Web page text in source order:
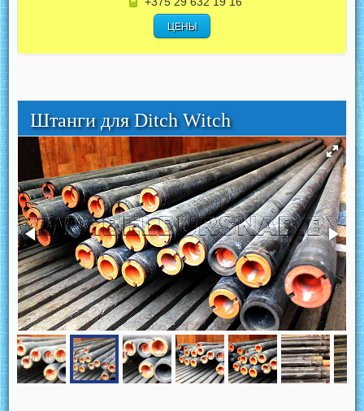
ЦЕНЫ
Штанги для Ditch Witch